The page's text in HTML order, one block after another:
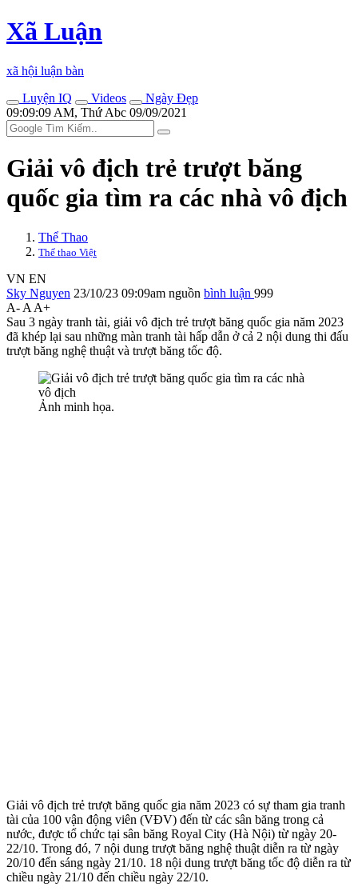
Xã Luận
xã hội luận bàn
Luyện IQ
Videos
Ngày Đẹp
09:09:09 AM, Thứ Abc 09/09/2021
Giải vô địch trẻ trượt băng
quốc gia tìm ra các nhà vô địch
Thể Thao
Thể thao Việt
VN EN
Sky Nguyen 23/10/23 09:09am nguồn bình luận 999
A- A A+
Sau 3 ngày tranh tài, giải vô địch trẻ trượt băng quốc gia năm 2023
đã khép lại sau những màn tranh tài hấp dẫn ở cả 2 nội dung thi đấu
trượt băng nghệ thuật và trượt băng tốc độ.
Ảnh minh họa.
Giải vô địch trẻ trượt băng quốc gia năm 2023 có sự tham gia tranh
tài của 100 vận động viên (VĐV) đến từ các sân băng trong cả
nước, được tổ chức tại sân băng Royal City (Hà Nội) từ ngày 20-
22/10. Trong đó, 7 nội dung trượt băng nghệ thuật diễn ra từ ngày
20/10 đến sáng ngày 21/10. 18 nội dung trượt băng tốc độ diễn ra từ
chiều ngày 21/10 đến chiều ngày 22/10.